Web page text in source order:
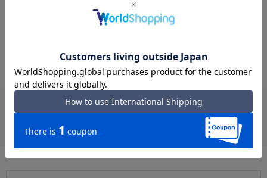
クレジットカード
#肩掛け EDGELINK
#EDGELINK クラムダサイファー #コラボレーション 再帰反射